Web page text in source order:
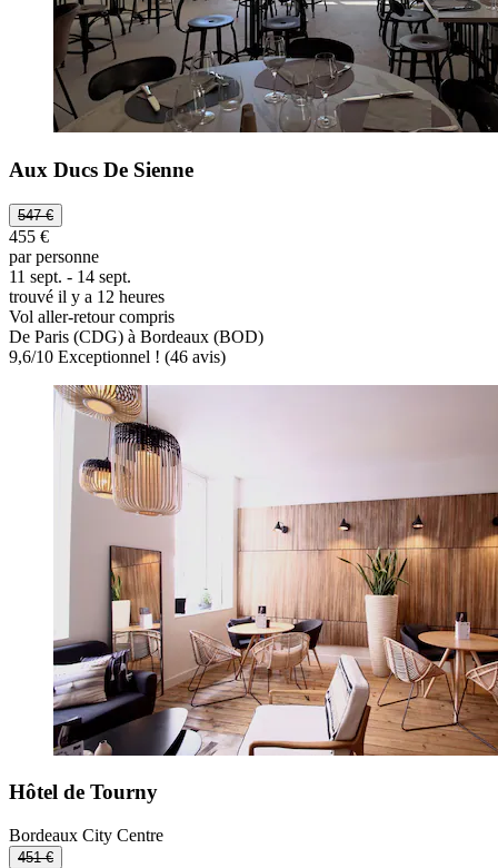
Aux Ducs De Sienne
547 €
455 €
par personne
11 sept. - 14 sept.
trouvé il y a 12 heures
Vol aller-retour compris
De Paris (CDG) à Bordeaux (BOD)
9,6/10 Exceptionnel ! (46 avis)
Hôtel de Tourny
Bordeaux City Centre
451 €